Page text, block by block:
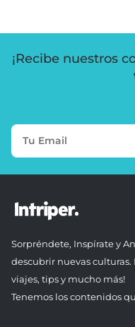
¡Recibe nuestros
Sorpréndete, Inspírate y
descubrir nuevas
viajes, tips y mucho más!
Tenemos los contenidos